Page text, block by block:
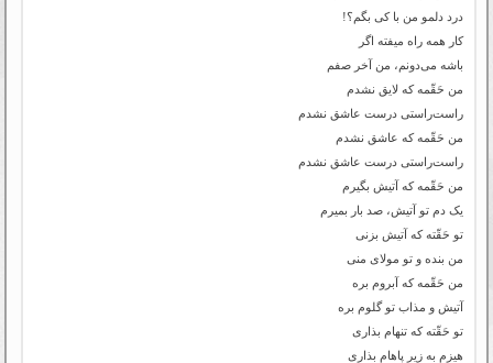
درد دلمو من با کی بگم؟!
کار همه راه میفته اگر
باشه می‌دونم، من آخر صفم
من حَقّمه که لایق نشدم
راست‌راستی درست عاشق نشدم
من حَقّمه که عاشق نشدم
راست‌راستی درست عاشق نشدم
من حَقّمه که آتیش بگیرم
یک دم تو آتیش، صد بار بمیرم
تو حَقّته که آتیش بزنی
من بنده و تو مولای منی
من حَقّمه که آبروم بره
آتیش و مذاب تو گلوم بره
تو حَقّته که تنهام بذاری
هیزم به زیر پاهام بذاری